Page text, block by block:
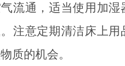
流通，适当使用加
注意定期清洁床上
质的机会。